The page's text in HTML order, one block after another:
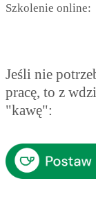
Szkolenie online:
Jeśli nie
pracę, to z
"kawę":